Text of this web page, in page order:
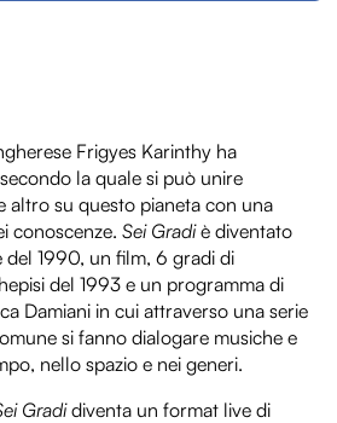
Frigyes Karinthy ha
la quale si può unire
altro su questo pianeta con una
conoscenze. Sei Gradiè diventato
1990, un film, 6 gradi di
del 1993 e un programma di
Damiani in cui attraverso una serie
si fanno dialogare musiche e
nello spazio e nei generi.
Gradidiventa un format live di